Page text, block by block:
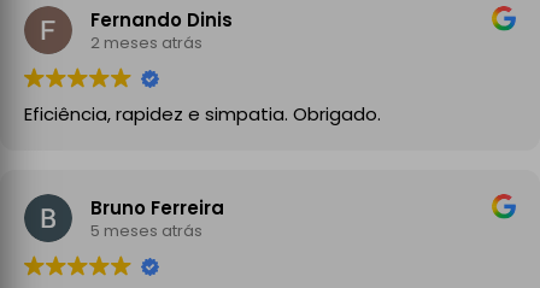
Fernando Dinis
2 meses atrás
Eficiência, rapidez e simpatia. Obrigado.
Bruno Ferreira
5 meses atrás